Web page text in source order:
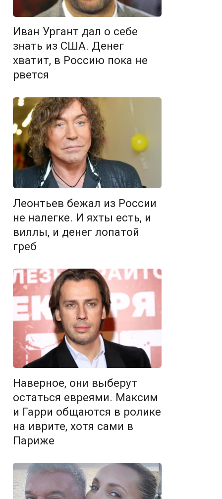
Иван Ургант дал о себе
знать из США. Денег
хватит, в Россию пока не
рвется
Леонтьев бежал из России
не налегке. И яхты есть, и
виллы, и денег лопатой
греб
Наверное, они выберут
остаться евреями. Максим
и Гарри общаются в ролике
на иврите, хотя сами в
Париже